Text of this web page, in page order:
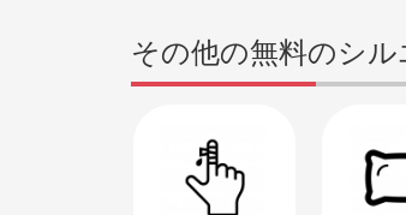
その他の無料のシル